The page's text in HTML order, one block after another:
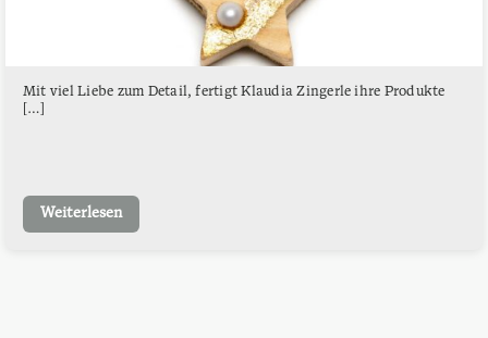
Mit viel Liebe zum Detail, fertigt Klaudia Zingerle ihre Produkte
[…]
Weiterlesen